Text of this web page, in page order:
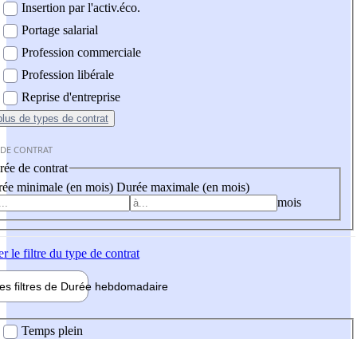
Insertion par l'activ.éco.
Portage salarial
Profession commerciale
Profession libérale
Reprise d'entreprise
de types de contrat
CONTRAT
de contrat
minimale (en mois) Durée maximale (en mois)
mois
le filtre du type de contrat
filtres de Durée hebdomadaire
Temps plein